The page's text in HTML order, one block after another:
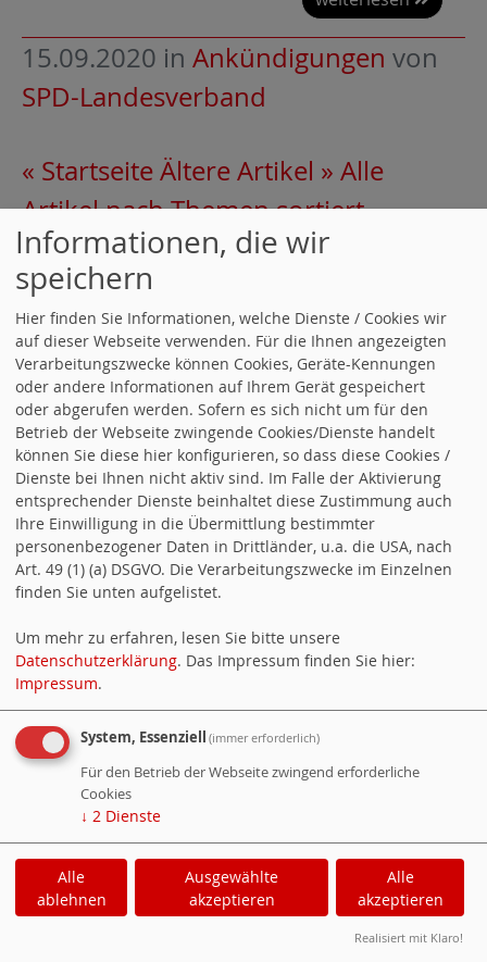
15.09.2020 in Ankündigungen von
SPD-Landesverband
« StartseiteÄltere Artikel » Alle
Artikel nach Themen sortiert
RSS-Nachrichtenticker, Adresse und
Infos.
UNSERE FRAU IN BERLIN
Katja Mast
Alle Termine öffnen.
11.09.2026, 00:00 Uhr - 11.09.2026
Päsidium
19.09.2026, 09:00 Uhr - 12:00 Uhr
Landesvorstandsklausur
02.10.2026, 17:00 Uhr - 19:00 Uhr
Präsidium
09.10.2026, 17:00 Uhr - 20:00 Uhr
Landesvorstandsklausur
Informationen, die wir
speichern
Hier finden Sie Informationen, welche Dienste / Cookies wir
auf dieser Webseite verwenden. Für die Ihnen angezeigten
Verarbeitungszwecke können Cookies, Geräte-Kennungen
oder andere Informationen auf Ihrem Gerät gespeichert
oder abgerufen werden. Sofern es sich nicht um für den
Betrieb der Webseite zwingende Cookies/Dienste handelt
können Sie diese hier konfigurieren, so dass diese Cookies /
Dienste bei Ihnen nicht aktiv sind. Im Falle der Aktivierung
entsprechender Dienste beinhaltet diese Zustimmung auch
Ihre Einwilligung in die Übermittlung bestimmter
personenbezogener Daten in Drittländer, u.a. die USA, nach
Art. 49 (1) (a) DSGVO. Die Verarbeitungszwecke im Einzelnen
finden Sie unten aufgelistet.
Um mehr zu erfahren, lesen Sie bitte unsere
Datenschutzerklärung. Das Impressum finden Sie hier:
Impressum.
System, Essenziell (immer erforderlich)
Für den Betrieb der Webseite zwingend erforderliche
Cookies
↓ 2 Dienste
Alle
ablehnen
Ausgewählte
akzeptieren
Alle
akzeptieren
Realisiert mit Klaro!